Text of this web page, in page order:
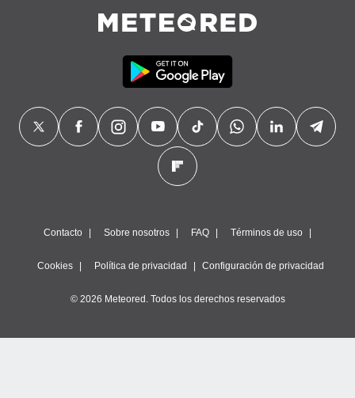
Contacto Sobre nosotros FAQ Términos de uso
Cookies Política de privacidad Configuración de privacidad
© 2026 Meteored. Todos los derechos reservados